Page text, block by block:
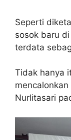
Seperti
sosok baru
terdata
Tidak hanya
Nurlitasari